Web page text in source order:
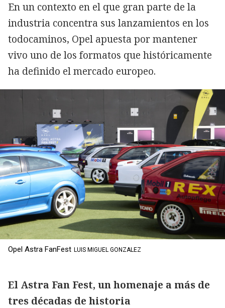
En un contexto en el que gran parte de la
industria concentra sus lanzamientos en los
todocaminos, Opel apuesta por mantener
vivo uno de los formatos que históricamente
ha definido el mercado europeo.
Opel Astra FanFest LUIS MIGUEL GONZALEZ
El Astra Fan Fest, un homenaje a más de
tres décadas de historia